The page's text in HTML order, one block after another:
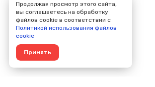
Продолжая просмотр этого сайта,
вы соглашаетесь на обработку
файлов cookie в соответствии с
Политикой использования файлов
cookie
Принять